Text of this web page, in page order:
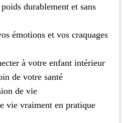
durablement et sans
émotions et vos craquages
à votre enfant intérieur
de votre santé
de vie
vie vraiment en pratique